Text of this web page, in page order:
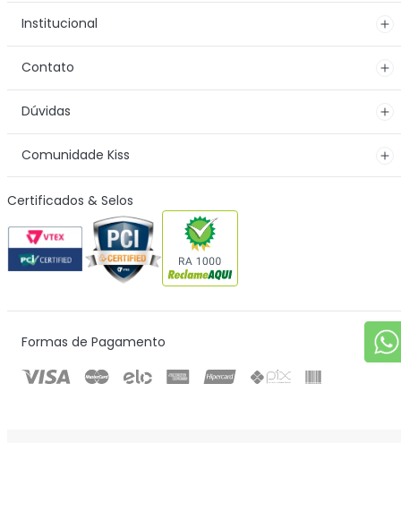
Institucional
Contato
Dúvidas
Comunidade Kiss
Certificados & Selos
Formas de Pagamento